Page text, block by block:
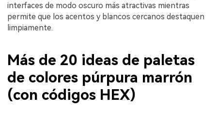
interfaces de modo oscuro más atractivas mientras
permite que los acentos y blancos cercanos destaquen
limpiamente.
Más de 20 ideas de paletas
de colores púrpura marrón
(con códigos HEX)